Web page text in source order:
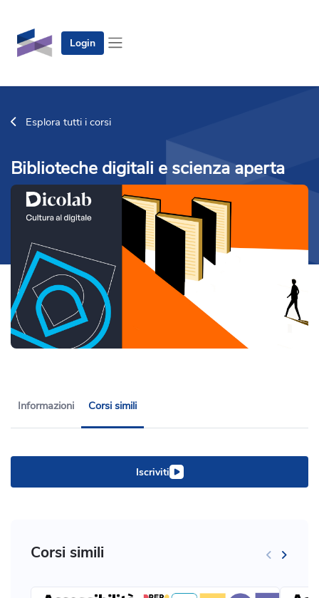
Login
Esplora tutti i corsi
Biblioteche digitali e scienza aperta
Informazioni Corsi simili
Iscriviti
Corsi simili